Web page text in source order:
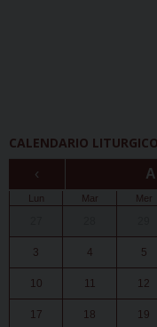
CALENDARIO
‹
Lun Mar Mer
3 4 5
10 11 12
17 18 19